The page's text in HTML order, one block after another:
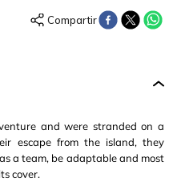
and were stranded on a
escape from the island, they
a team, be adaptable and most
cover.